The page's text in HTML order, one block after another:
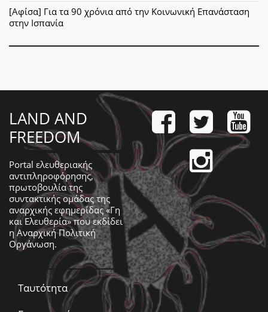
[Αφίσα] Για τα 90 χρόνια από την Κοινωνική Επανάσταση
στην Ισπανία
LAND AND
FREEDOM
Portal ελευθεριακής
αντιπληροφόρησης,
πρωτοβουλία της
συντακτικής ομάδας της
αναρχικής εφημερίδας «Γη
και Ελευθερία» που εκδίδει
ηΑναρχική Πολιτική
Οργάνωση.
Ταυτότητα